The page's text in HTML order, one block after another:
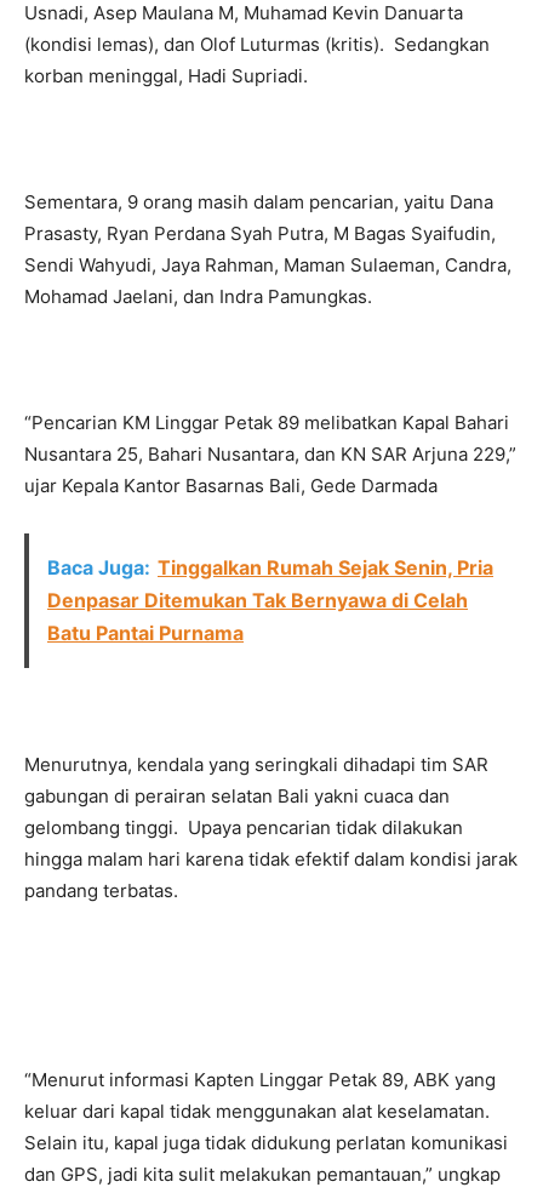
Usnadi, Asep Maulana M, Muhamad Kevin Danuarta
(kondisi lemas), dan Olof Luturmas (kritis). Sedangkan
korban meninggal, Hadi Supriadi.
Sementara, 9 orang masih dalam pencarian, yaitu Dana
Prasasty, Ryan Perdana Syah Putra, M Bagas Syaifudin,
Sendi Wahyudi, Jaya Rahman, Maman Sulaeman, Candra,
Mohamad Jaelani, dan Indra Pamungkas.
“Pencarian KM Linggar Petak 89 melibatkan Kapal Bahari
Nusantara 25, Bahari Nusantara, dan KN SAR Arjuna 229,”
ujar Kepala Kantor Basarnas Bali, Gede Darmada
Baca Juga: Tinggalkan Rumah Sejak Senin, Pria
Denpasar Ditemukan Tak Bernyawa di Celah
Batu Pantai Purnama
Menurutnya, kendala yang seringkali dihadapi tim SAR
gabungan di perairan selatan Bali yakni cuaca dan
gelombang tinggi. Upaya pencarian tidak dilakukan
hingga malam hari karena tidak efektif dalam kondisi jarak
pandang terbatas.
“Menurut informasi Kapten Linggar Petak 89, ABK yang
keluar dari kapal tidak menggunakan alat keselamatan.
Selain itu, kapal juga tidak didukung perlatan komunikasi
dan GPS, jadi kita sulit melakukan pemantauan,” ungkap